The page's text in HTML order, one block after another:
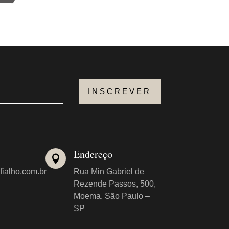
INSCREVER
 Endereço
Rua Min Gabriel de
Rezende Passos, 500,
Moema. São Paulo –
SP